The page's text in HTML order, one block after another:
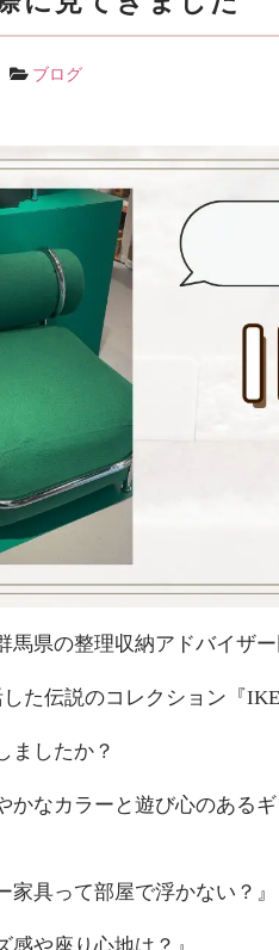
メールでの受付
24時間受付中
ブログ
県の整理収納アドバイザー
た伝説のコレクション『
ましたか？
かなカラーと遊び心のある
家具って部屋で浮かない？』